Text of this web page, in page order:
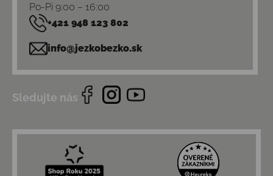
Po-Pi 9:00 – 16:00
+421 948 123 802
info@jezkobezko.sk
Sledujte nás